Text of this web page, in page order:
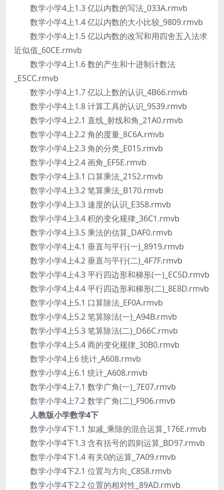
数学小学4上1.3 亿以内数的写法_033A.rmvb
数学小学4上1.4 亿以内数的大小比较_9809.rmvb
数学小学4上1.5 亿以内数的改写和用四舍五入法求
近似值_60CE.rmvb
数学小学4上1.6 数的产生和十进制计数法
_E5CC.rmvb
数学小学4上1.7 亿以上数的认识_4B66.rmvb
数学小学4上1.8 计算工具的认识_9539.rmvb
数学小学4上2.1 直线_射线和角_21A0.rmvb
数学小学4上2.2 角的度量_8C6A.rmvb
数学小学4上2.3 角的分类_E015.rmvb
数学小学4上2.4 画角_EF5E.rmvb
数学小学4上3.1 口算乘法_2152.rmvb
数学小学4上3.2 笔算乘法_B170.rmvb
数学小学4上3.3 速度的认识_E358.rmvb
数学小学4上3.4 积的变化规律_36C1.rmvb
数学小学4上3.5 乘法的估算_DAF0.rmvb
数学小学4上4.1 垂直与平行(一)_8919.rmvb
数学小学4上4.2 垂直与平行(二)_4F7F.rmvb
数学小学4上4.3 平行四边形和梯形(一)_EC5D.rmvb
数学小学4上4.4 平行四边形和梯形(二)_8E8D.rmvb
数学小学4上5.1 口算除法_EF0A.rmvb
数学小学4上5.2 笔算除法(一)_A94B.rmvb
数学小学4上5.3 笔算除法(二)_D66C.rmvb
数学小学4上5.4 商的变化规律_30B0.rmvb
数学小学4上6 统计_A608.rmvb
数学小学4上6.1 统计_A608.rmvb
数学小学4上7.1 数学广角(一)_7E07.rmvb
数学小学4上7.2 数学广角(二)_F906.rmvb
人教版小学数学4下
数学小学4下1.1 加减_乘除的混合运算_176E.rmvb
数学小学4下1.3 含有括号的四则运算_BD97.rmvb
数学小学4下1.4 有关0的运算_7A09.rmvb
数学小学4下2.1 位置与方向_C858.rmvb
数学小学4下2.2 位置的相对性_89AD.rmvb